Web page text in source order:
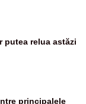
putea relua astăzi
principalele